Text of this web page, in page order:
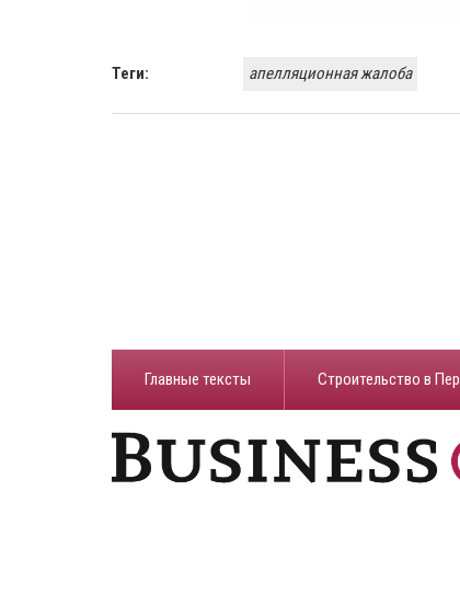
Теги: апелляционная жалоба
Главные тексты Строительство в